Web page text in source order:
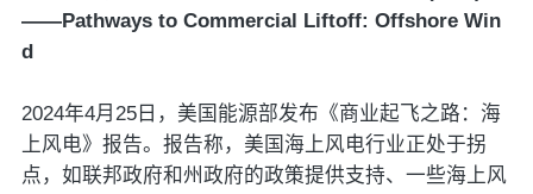
——Pathways to Commercial Liftoff: Offshore Win
d
2024年4月25日，美国能源部发布《商业起飞之路：海
上风电》报告。报告称，美国海上风电行业正处于拐
点，如联邦政府和州政府的政策提供支持、一些海上风